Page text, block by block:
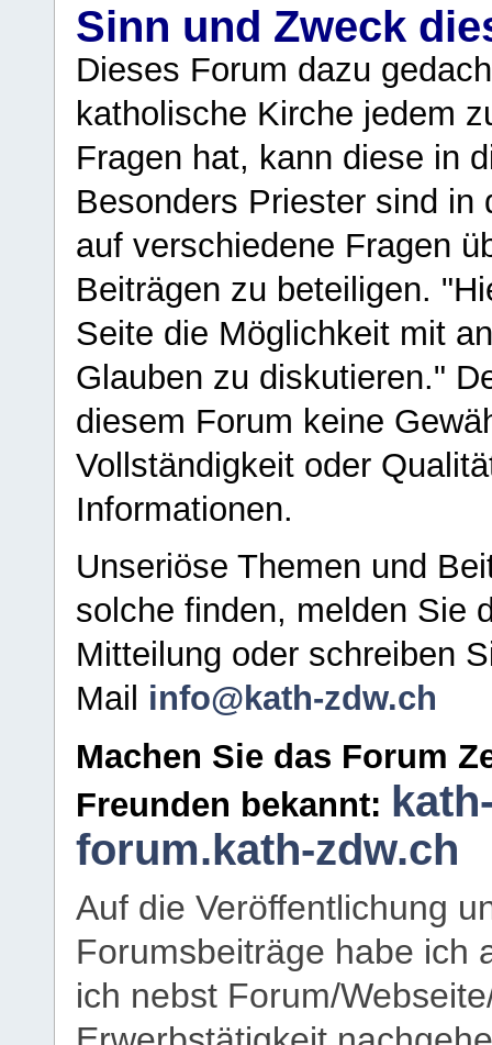
Sinn und Zweck
Dieses Forum dazu
katholische Kirche jedem
Fragen hat, kann diese in
Besonders Priester sind in
auf verschiedene Fragen
Beiträgen zu beteiligen.
Seite die Möglichkeit mit
Glauben zu diskutieren."
diesem Forum keine
Vollständigkeit oder
Informationen.
Unseriöse Themen und
solche finden, melden Sie
Mitteilung oder schreiben
Mail info@kath-zdw.ch
Machen Sie das Forum
Freunden bekannt:
forum.kath-zdw.ch
Auf die Veröffentlichung
Forumsbeiträge habe ich
ich nebst Forum/